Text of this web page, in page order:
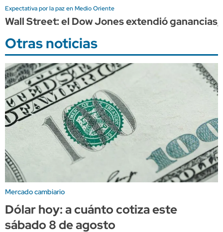
Expectativa por la paz en Medio Oriente
Wall Street: el Dow Jones extendió
Otras noticias
Mercado cambiario
Dólar hoy: a cuánto cotiza este
sábado 8 de agosto